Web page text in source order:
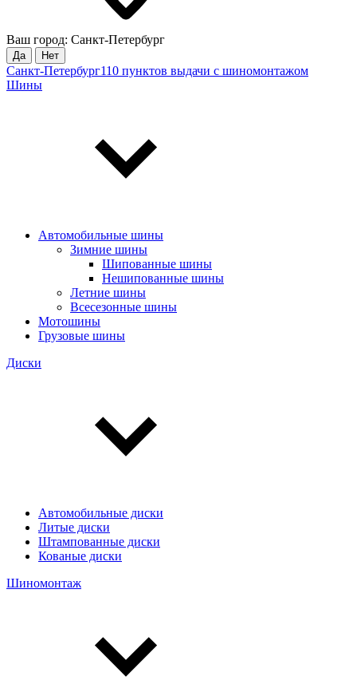
Ваш город: Санкт-Петербург
Да Нет
Санкт-Петербург110 пунктов выдачи с шиномонтажом
Шины
Автомобильные шины
Зимние шины
Шипованные шины
Нешипованные шины
Летние шины
Всесезонные шины
Мотошины
Грузовые шины
Диски
Автомобильные диски
Литые диски
Штампованные диски
Кованые диски
Шиномонтаж